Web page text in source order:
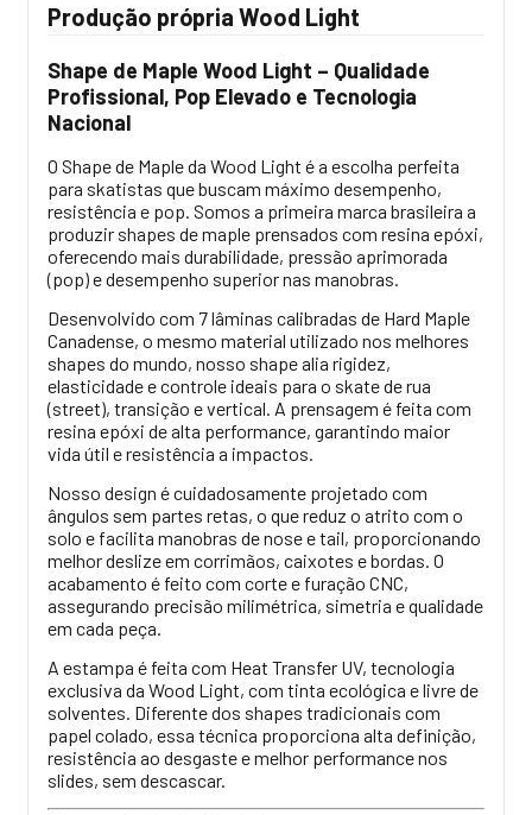
Produção própria Wood Light
Shape de Maple Wood Light – Qualidade
Profissional, Pop Elevado e Tecnologia
Nacional
O Shape de Maple da Wood Light é a escolha perfeita
para skatistas que buscam máximo desempenho,
resistência e pop. Somos a primeira marca brasileira a
produzir shapes de maple prensados com resina epóxi,
oferecendo mais durabilidade, pressão aprimorada
(pop) e desempenho superior nas manobras.
Desenvolvido com 7 lâminas calibradas de Hard Maple
Canadense, o mesmo material utilizado nos melhores
shapes do mundo, nosso shape alia rigidez,
elasticidade e controle ideais para o skate de rua
(street), transição e vertical. A prensagem é feita com
resina epóxi de alta performance, garantindo maior
vida útil e resistência a impactos.
Nosso design é cuidadosamente projetado com
ângulos sem partes retas, o que reduz o atrito com o
solo e facilita manobras de nose e tail, proporcionando
melhor deslize em corrimãos, caixotes e bordas. O
acabamento é feito com corte e furação CNC,
assegurando precisão milimétrica, simetria e qualidade
em cada peça.
A estampa é feita com Heat Transfer UV, tecnologia
exclusiva da Wood Light, com tinta ecológica e livre de
solventes. Diferente dos shapes tradicionais com
papel colado, essa técnica proporciona alta definição,
resistência ao desgaste e melhor performance nos
slides, sem descascar.